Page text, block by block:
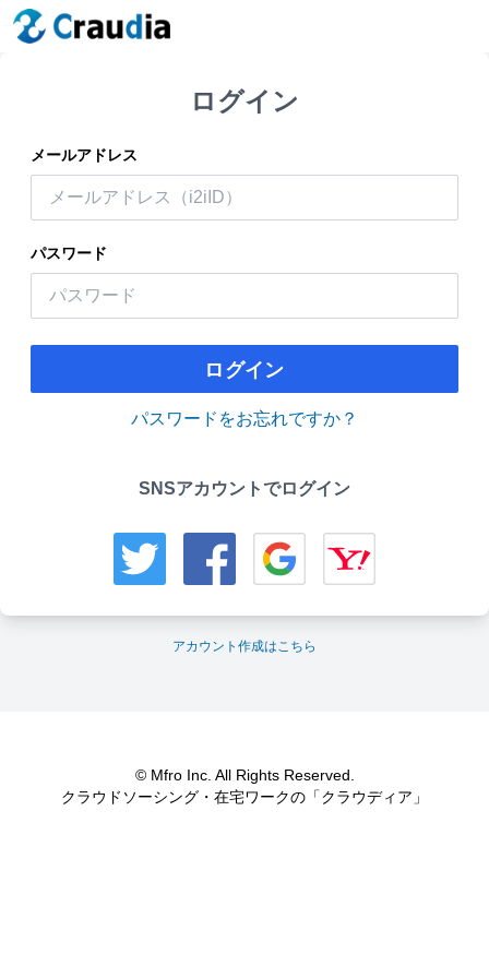
ログイン
メールアドレス
パスワード
ログイン
パスワードをお忘れですか？
SNSアカウントでログイン
アカウント作成はこちら
© Mfro Inc. All Rights Reserved.
クラウドソーシング・在宅ワークの「クラウディア」